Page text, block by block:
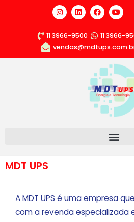
11 3966-9500
11 3966-
MDT UPS
A MDT UPS é uma empresa
com a revenda especializada